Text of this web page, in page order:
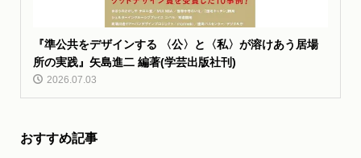
『準公共をデザインする 〈公〉と〈私〉が溶けあう居場
所の実践』矢島進二 編著(学芸出版社刊)
2026.07.03
おすすめ記事